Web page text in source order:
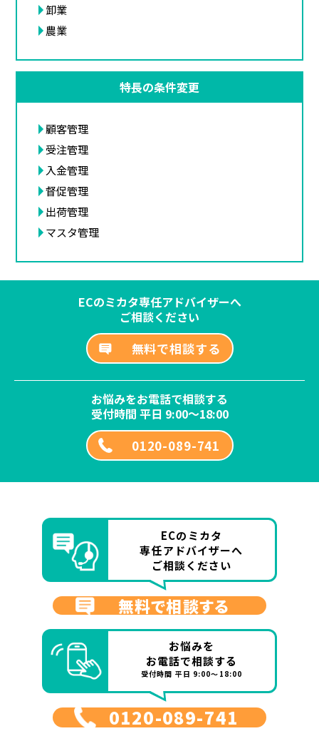
卸業
農業
特長の条件変更
顧客管理
受注管理
入金管理
督促管理
出荷管理
マスタ管理
ECのミカタ専任アドバイザーへ
ご相談ください
無料で相談する
お悩みをお電話で相談する
受付時間 平日 9:00～18:00
0120-089-741
ECのミカタ
専任アドバイザーへ
ご相談ください
無料で相談する
お悩みを
お電話で相談する
受付時間 平日 9:00～18:00
0120-089-741